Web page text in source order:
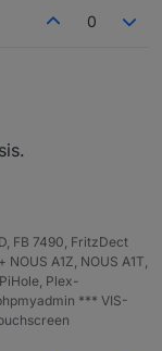
0
FB 7490, FritzDect
A1Z, NOUS A1T,
Plex-
*** VIS-